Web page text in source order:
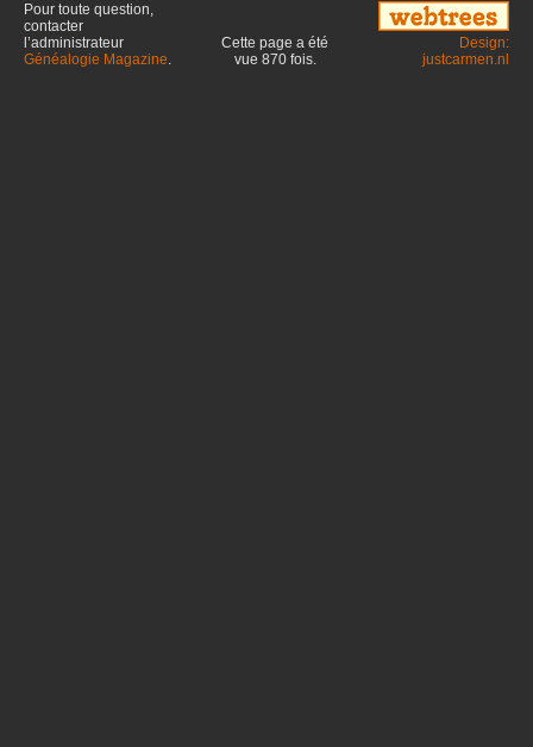
Pour toute question,
contacter
l’administrateur
Généalogie Magazine.
Cette page a été
vue 870fois.
Design:
justcarmen.nl